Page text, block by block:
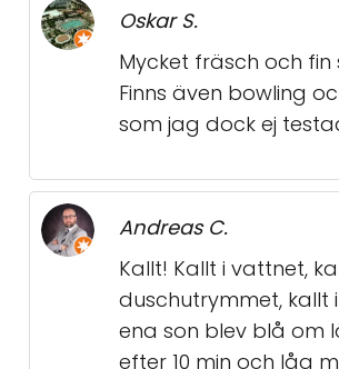
Oskar S.
Mycket fräsch och fin
Finns även bowling
som jag dock ej
Andreas C.
Kallt! Kallt i vattnet,
duschutrymmet, kallt
ena son blev blå om
efter 10 min och låg